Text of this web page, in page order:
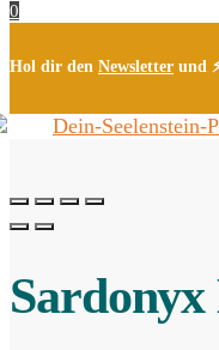
0
Hol dir den Newsletter und